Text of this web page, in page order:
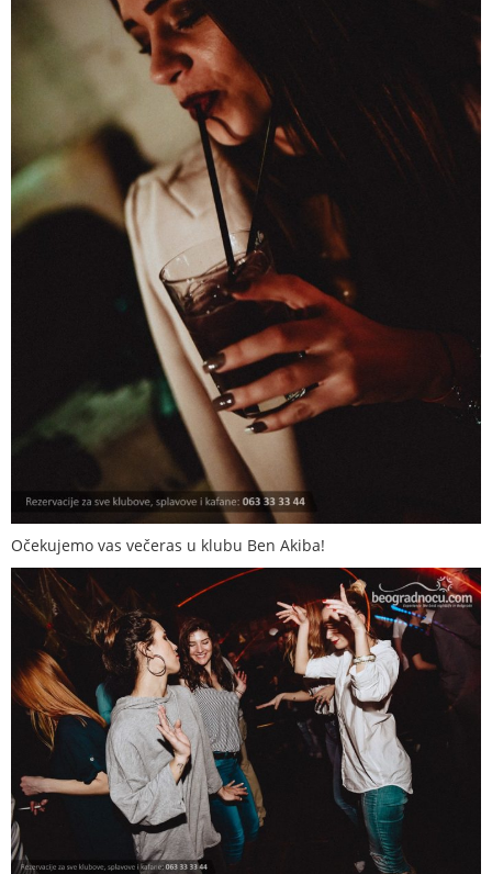
Očekujemo vas večeras u klubu Ben Akiba!